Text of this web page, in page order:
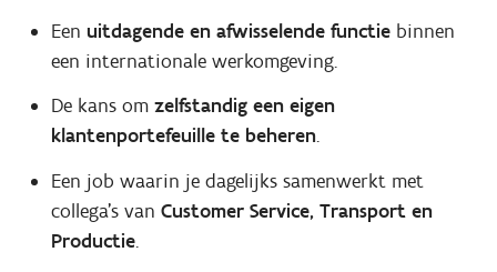
Een uitdagende en afwisselende functiebinnen
een internationale werkomgeving.
De kans om zelfstandig een eigen
klantenportefeuille te beheren.
Een job waarin je dagelijks samenwerkt met
collega's van Customer Service, Transport en
Productie.